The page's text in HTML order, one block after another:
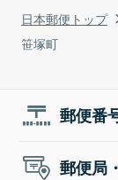
日本郵便トップ
笹塚町
郵便番
郵便局